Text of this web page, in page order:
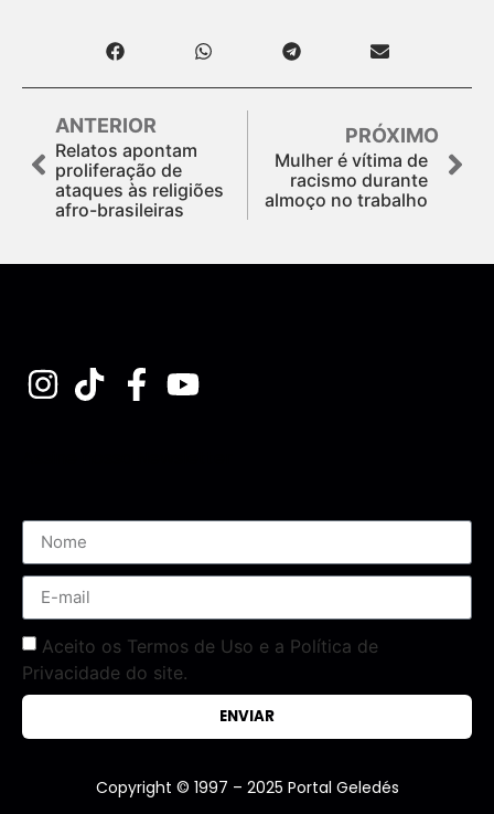
ANTERIOR
Relatos apontam
proliferação de
ataques às religiões
afro-brasileiras
PRÓXIMO
Mulher é vítima de
racismo durante
almoço no trabalho
Aceito os Termos de Uso e a Política de
Privacidade do site.
ENVIAR
Copyright © 1997 – 2025 Portal Geledés